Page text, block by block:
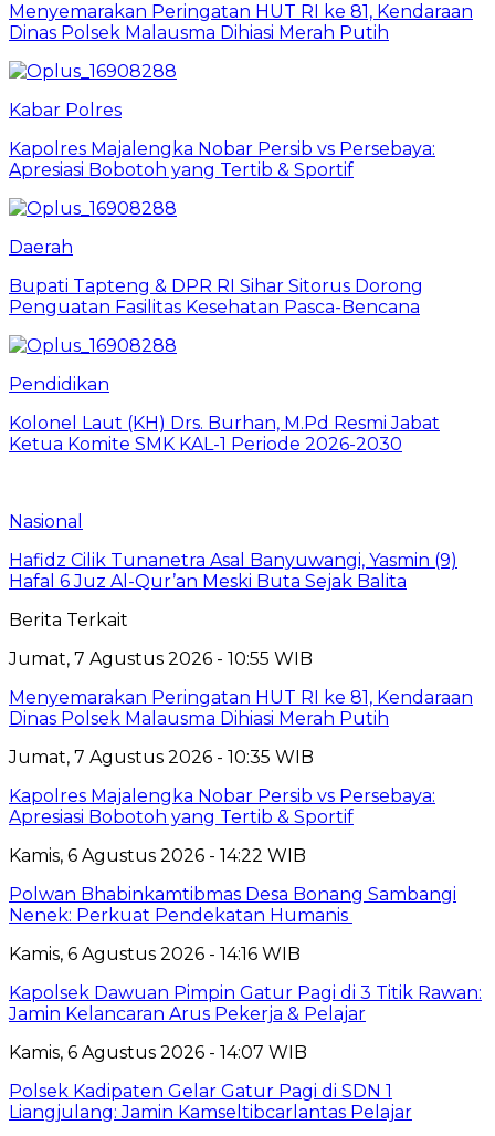
Menyemarakan Peringatan HUT RI ke 81, Kendaraan
Dinas Polsek Malausma Dihiasi Merah Putih
Kabar Polres
Kapolres Majalengka Nobar Persib vs Persebaya:
Apresiasi Bobotoh yang Tertib & Sportif
Daerah
Bupati Tapteng & DPR RI Sihar Sitorus Dorong
Penguatan Fasilitas Kesehatan Pasca-Bencana
Pendidikan
Kolonel Laut (KH) Drs. Burhan, M.Pd Resmi Jabat
Ketua Komite SMK KAL-1 Periode 2026-2030
Nasional
Hafidz Cilik Tunanetra Asal Banyuwangi, Yasmin (9)
Hafal 6 Juz Al-Qur’an Meski Buta Sejak Balita
Berita Terkait
Jumat, 7 Agustus 2026 - 10:55 WIB
Menyemarakan Peringatan HUT RI ke 81, Kendaraan
Dinas Polsek Malausma Dihiasi Merah Putih
Jumat, 7 Agustus 2026 - 10:35 WIB
Kapolres Majalengka Nobar Persib vs Persebaya:
Apresiasi Bobotoh yang Tertib & Sportif
Kamis, 6 Agustus 2026 - 14:22 WIB
Polwan Bhabinkamtibmas Desa Bonang Sambangi
Nenek: Perkuat Pendekatan Humanis
Kamis, 6 Agustus 2026 - 14:16 WIB
Kapolsek Dawuan Pimpin Gatur Pagi di 3 Titik Rawan:
Jamin Kelancaran Arus Pekerja & Pelajar
Kamis, 6 Agustus 2026 - 14:07 WIB
Polsek Kadipaten Gelar Gatur Pagi di SDN 1
Liangjulang: Jamin Kamseltibcarlantas Pelajar